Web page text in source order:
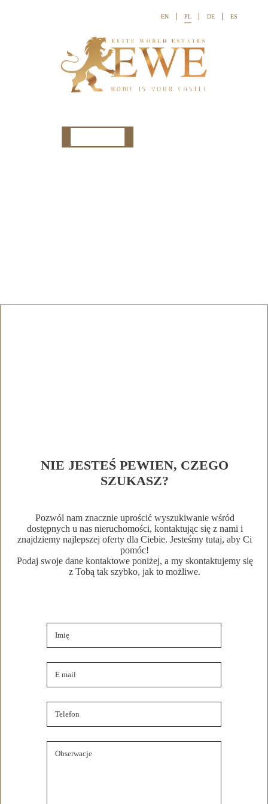

EN PL DE ES
Szczegóły oferty
NIE JESTEŚ PEWIEN, CZEGO
SZUKASZ?
Pozwól nam znacznie uprościć wyszukiwanie wśród
dostępnych u nas nieruchomości, kontaktując się z nami i
znajdziemy najlepszej oferty dla Ciebie. Jesteśmy tutaj, aby Ci
pomóc!
Podaj swoje dane kontaktowe poniżej, a my skontaktujemy się
z Tobą tak szybko, jak to możliwe.